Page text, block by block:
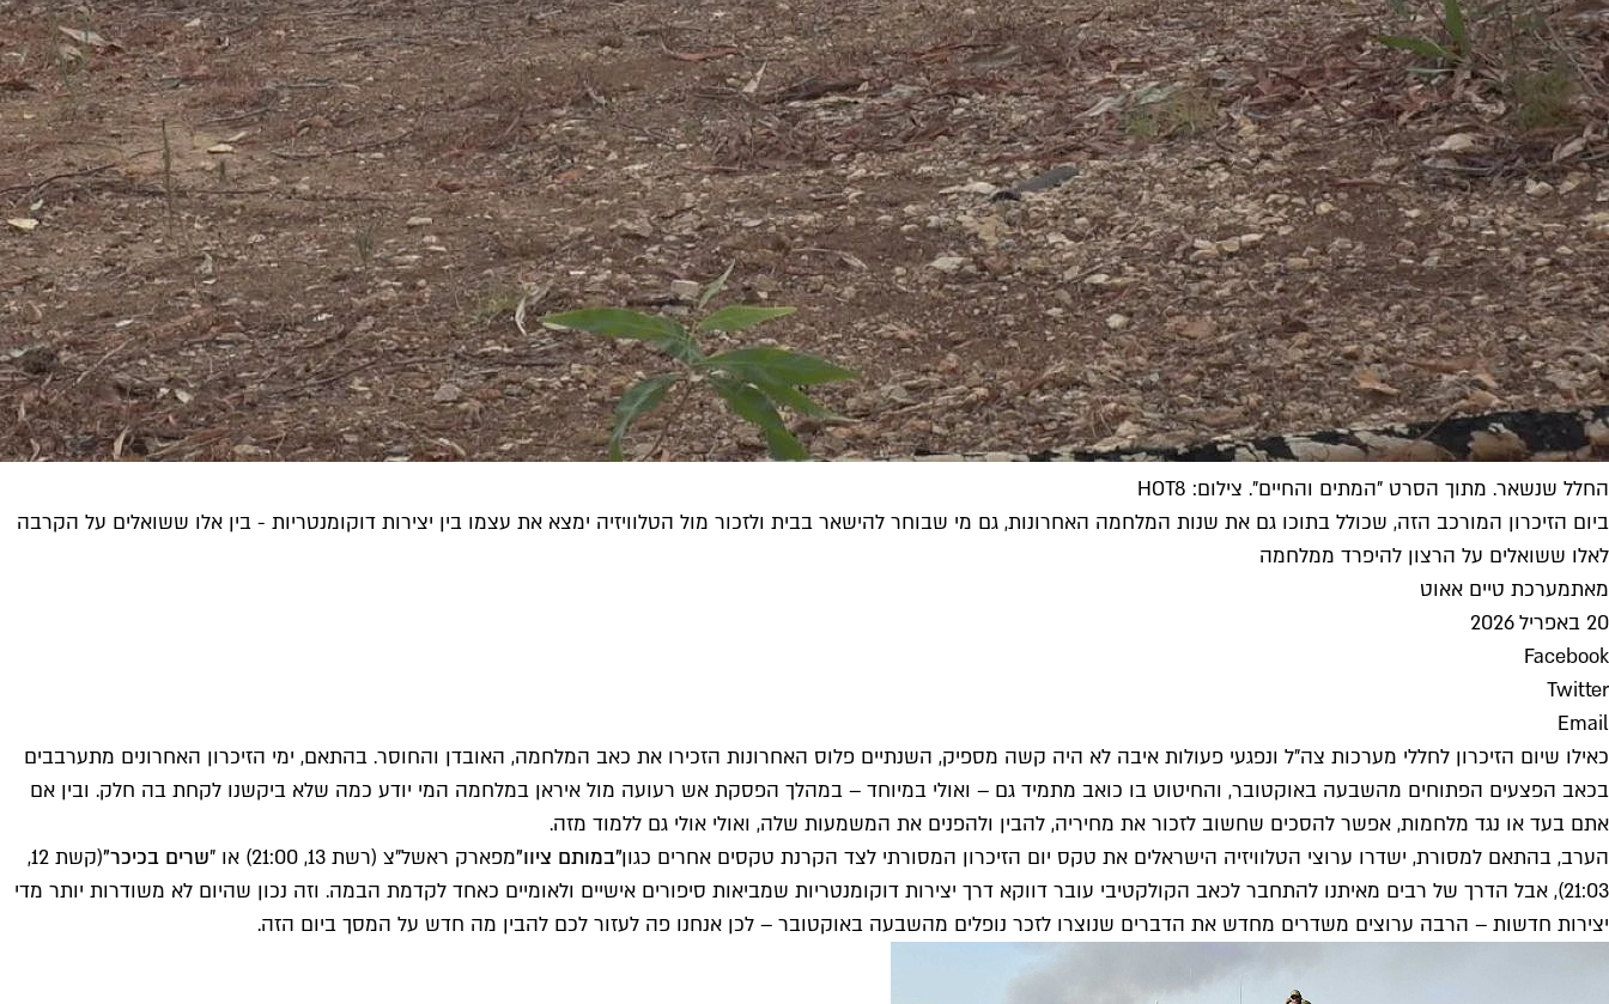
החלל שנשאר. מתוך הסרט "המתים והחיים". צילום: HOT8
ביום הזיכרון המורכב הזה, שכולל בתוכו גם את שנות המלחמה האחרונות, גם מי שבוחר להישאר בבית ולזכור מול הטלוויזיה ימצא את עצמו בין יצירות דוקומנטריות - בין אלו ששואלים על הקרבה
לאלו ששואלים על הרצון להיפרד ממלחמה
מאתמערכת טיים אאוט
20 באפריל 2026
Facebook
Twitter
Email
כאילו שיום הזיכרון לחללי מערכות צה"ל ונפגעי פעולות איבה לא היה קשה מספיק, השנתיים פלוס האחרונות הזכירו את כאב המלחמה, האובדן והחוסר. בהתאם, ימי הזיכרון האחרונים מתערבבים
בכאב הפצעים הפתוחים מהשבעה באוקטובר, והחיטוט בו כואב מתמיד גם – ואולי במיוחד – במהלך הפסקת אש רעועה מול איראן במלחמה המי יודע כמה שלא ביקשנו לקחת בה חלק. ובין אם
אתם בעד או נגד מלחמות, אפשר להסכים שחשוב לזכור את מחיריה, להבין ולהפנים את המשמעות שלה, ואולי אולי גם ללמוד מזה.
הערב, בהתאם למסורת, ישדרו ערוצי הטלוויזיה הישראלים את טקס יום הזיכרון המסורתי לצד הקרנת טקסים אחרים כגון"במותם ציוו"מפארק ראשל"צ (רשת 13, 21:00) או " שרים בכיכר"
(קשת 12,
21:03), אבל הדרך של רבים מאיתנו להתחבר לכאב הקולקטיבי עובר דווקא דרך יצירות דוקומנטריות שמביאות סיפורים אישיים ולאומיים כאחד לקדמת הבמה. וזה נכון שהיום לא משודרות יותר מדי
יצירות חדשות – הרבה ערוצים משדרים מחדש את הדברים שנוצרו לזכר נופלים מהשבעה באוקטובר – לכן אנחנו פה לעזור לכם להבין מה חדש על המסך ביום הזה.